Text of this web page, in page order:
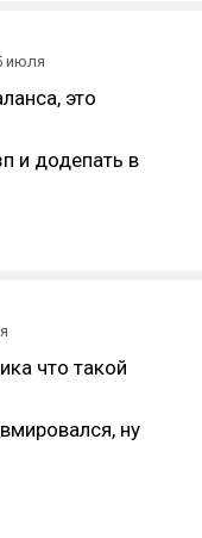
июля
это
и додепать в
что такой
ну